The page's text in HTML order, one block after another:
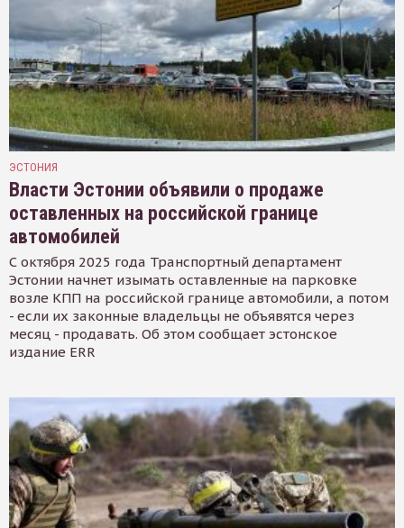
ЭСТОНИЯ
Власти Эстонии объявили о продаже
оставленных на российской границе
автомобилей
С октября 2025 года Транспортный департамент
Эстонии начнет изымать оставленные на парковке
возле КПП на российской границе автомобили, а потом
- если их законные владельцы не объявятся через
месяц - продавать. Об этом сообщает эстонское
издание ERR